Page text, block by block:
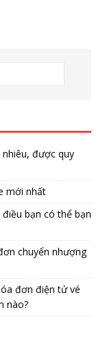
nhiêu, được quy
mới nhất
bạn có thể bạn
chuyển nhượng
đơn điện tử vé
nào?